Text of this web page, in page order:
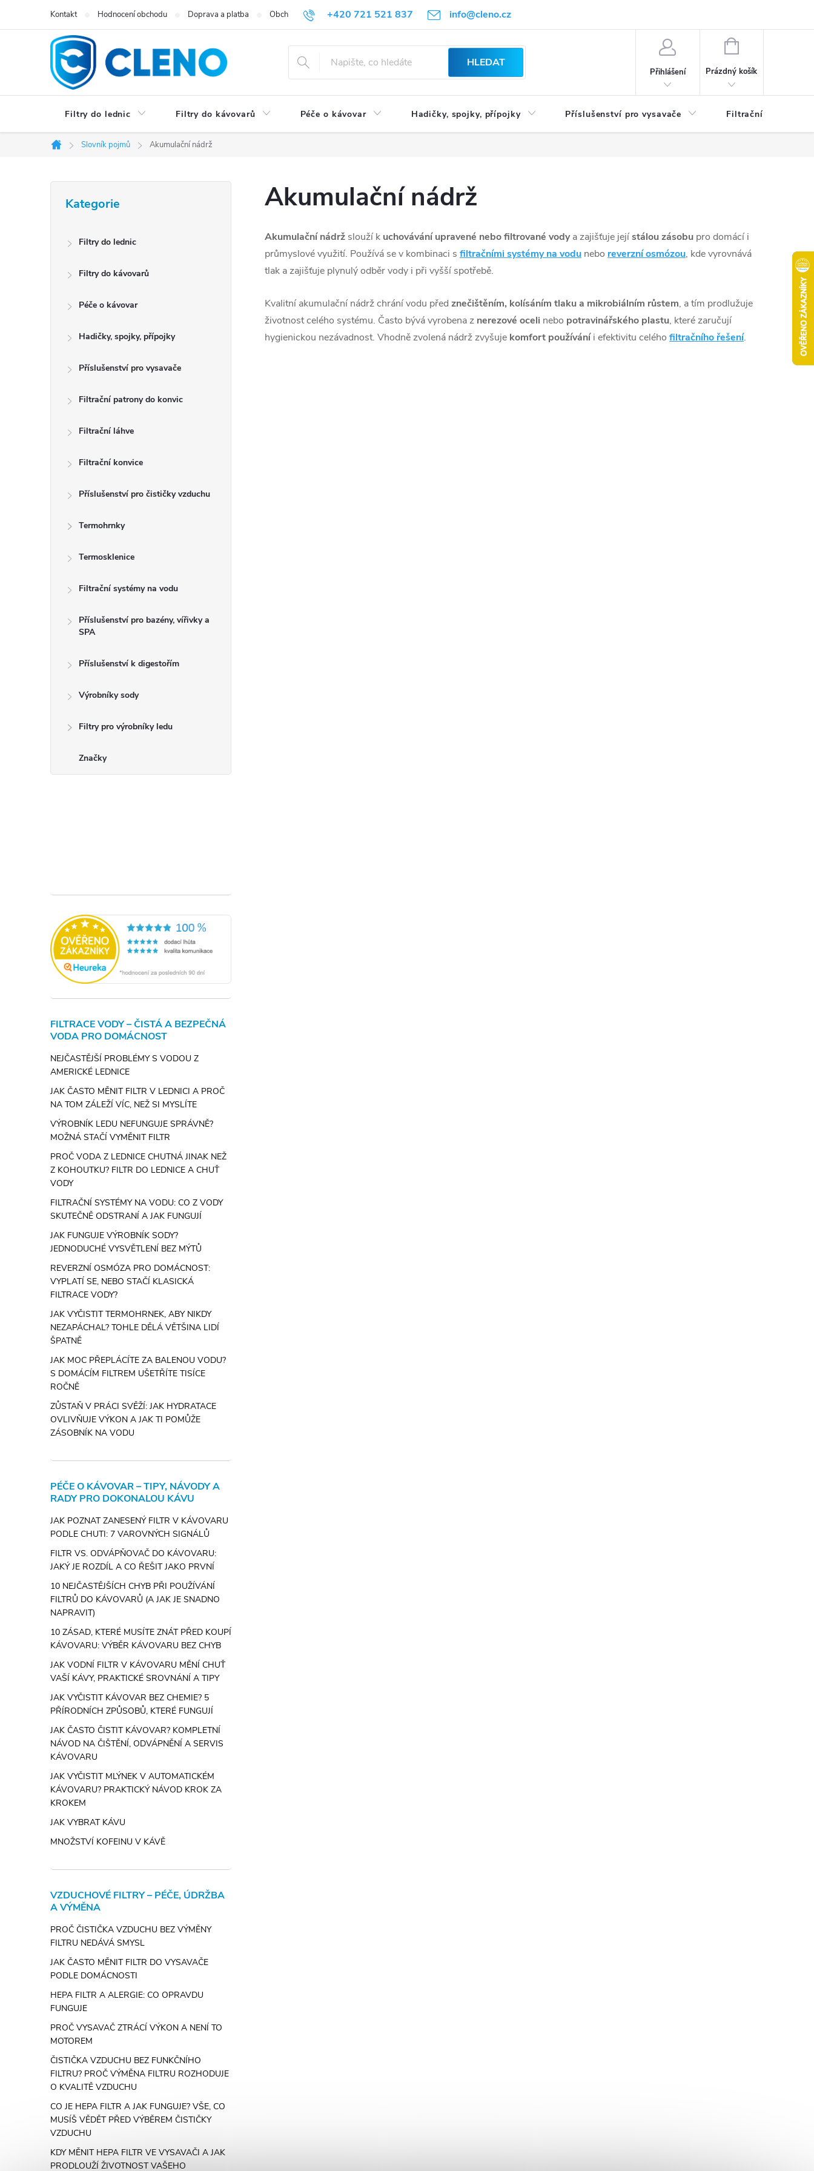
+420 721 521 837 info@cleno.cz
Kontakt Hodnocení obchodu Doprava a platba Obchodní podmínky Reklamace a vrácení zboží Podmínky ochrany osobních údajů
HLEDAT
Přihlášení
NÁKUPNÍ
Prázdný košík
Filtry do lednic Filtry do kávovarů Péče o kávovar Hadičky, spojky, přípojky Příslušenství pro vysavače Filtrační patrony
Domů
Slovník pojmů Akumulační nádrž
kategorie
Kategorie
Filtry do lednic
Filtry do kávovarů
Péče o kávovar
Hadičky, spojky, přípojky
Příslušenství pro vysavače
Filtrační patrony do konvic
Filtrační láhve
Filtrační konvice
Příslušenství pro čističky vzduchu
Termohrnky
Termosklenice
Filtrační systémy na vodu
Příslušenství pro bazény, vířivky a
SPA
Příslušenství k digestořím
Výrobníky sody
Filtry pro výrobníky ledu
Značky
FILTRACE VODY – ČISTÁ A BEZPEČNÁ
VODA PRO DOMÁCNOST
NEJČASTĚJŠÍ PROBLÉMY S VODOU Z
AMERICKÉ LEDNICE
JAK ČASTO MĚNIT FILTR V LEDNICI A PROČ
NA TOM ZÁLEŽÍ VÍC, NEŽ SI MYSLÍTE
VÝROBNÍK LEDU NEFUNGUJE SPRÁVNĚ?
MOŽNÁ STAČÍ VYMĚNIT FILTR
PROČ VODA Z LEDNICE CHUTNÁ JINAK NEŽ
Z KOHOUTKU? FILTR DO LEDNICE A CHUŤ
VODY
FILTRAČNÍ SYSTÉMY NA VODU: CO Z VODY
SKUTEČNĚ ODSTRANÍ A JAK FUNGUJÍ
JAK FUNGUJE VÝROBNÍK SODY?
JEDNODUCHÉ VYSVĚTLENÍ BEZ MÝTŮ
REVERZNÍ OSMÓZA PRO DOMÁCNOST:
VYPLATÍ SE, NEBO STAČÍ KLASICKÁ
FILTRACE VODY?
JAK VYČISTIT TERMOHRNEK, ABY NIKDY
NEZAPÁCHAL? TOHLE DĚLÁ VĚTŠINA LIDÍ
ŠPATNĚ
JAK MOC PŘEPLÁCÍTE ZA BALENOU VODU?
S DOMÁCÍM FILTREM UŠETŘÍTE TISÍCE
ROČNĚ
ZŮSTAŇ V PRÁCI SVĚŽÍ: JAK HYDRATACE
OVLIVŇUJE VÝKON A JAK TI POMŮŽE
ZÁSOBNÍK NA VODU
PÉČE O KÁVOVAR – TIPY, NÁVODY A
RADY PRO DOKONALOU KÁVU
JAK POZNAT ZANESENÝ FILTR V KÁVOVARU
PODLE CHUTI: 7 VAROVNÝCH SIGNÁLŮ
FILTR VS. ODVÁPŇOVAČ DO KÁVOVARU:
JAKÝ JE ROZDÍL A CO ŘEŠIT JAKO PRVNÍ
10 NEJČASTĚJŠÍCH CHYB PŘI POUŽÍVÁNÍ
FILTRŮ DO KÁVOVARŮ (A JAK JE SNADNO
NAPRAVIT)
10 ZÁSAD, KTERÉ MUSÍTE ZNÁT PŘED KOUPÍ
KÁVOVARU: VÝBĚR KÁVOVARU BEZ CHYB
JAK VODNÍ FILTR V KÁVOVARU MĚNÍ CHUŤ
VAŠÍ KÁVY, PRAKTICKÉ SROVNÁNÍ A TIPY
JAK VYČISTIT KÁVOVAR BEZ CHEMIE? 5
PŘÍRODNÍCH ZPŮSOBŮ, KTERÉ FUNGUJÍ
JAK ČASTO ČISTIT KÁVOVAR? KOMPLETNÍ
NÁVOD NA ČIŠTĚNÍ, ODVÁPNĚNÍ A SERVIS
KÁVOVARU
JAK VYČISTIT MLÝNEK V AUTOMATICKÉM
KÁVOVARU? PRAKTICKÝ NÁVOD KROK ZA
KROKEM
JAK VYBRAT KÁVU
MNOŽSTVÍ KOFEINU V KÁVĚ
VZDUCHOVÉ FILTRY – PÉČE, ÚDRŽBA
A VÝMĚNA
PROČ ČISTIČKA VZDUCHU BEZ VÝMĚNY
FILTRU NEDÁVÁ SMYSL
JAK ČASTO MĚNIT FILTR DO VYSAVAČE
PODLE DOMÁCNOSTI
HEPA FILTR A ALERGIE: CO OPRAVDU
FUNGUJE
PROČ VYSAVAČ ZTRÁCÍ VÝKON A NENÍ TO
MOTOREM
ČISTIČKA VZDUCHU BEZ FUNKČNÍHO
FILTRU? PROČ VÝMĚNA FILTRU ROZHODUJE
O KVALITĚ VZDUCHU
CO JE HEPA FILTR A JAK FUNGUJE? VŠE, CO
MUSÍŠ VĚDĚT PŘED VÝBĚREM ČISTIČKY
VZDUCHU
KDY MĚNIT HEPA FILTR VE VYSAVAČI A JAK
PRODLOUŽÍ ŽIVOTNOST VAŠEHO
Akumulační nádrž
Akumulační nádrž slouží k uchovávání upravené nebo filtrované vodya zajišťuje jejístálou zásobu pro domácí i
průmyslové využití. Používá se v kombinaci s filtračními systémy na vodu nebo reverzní osmózou, kde vyrovnává
tlak a zajišťuje plynulý odběr vody i při vyšší spotřebě.
Kvalitní akumulační nádrž chrání vodu před znečištěním, kolísáním tlaku a mikrobiálním růstem, a tím prodlužuje
životnost celého systému. Často bývá vyrobena z nerezové oceli nebo potravinářského plastu, které zaručují
hygienickou nezávadnost. Vhodně zvolená nádrž zvyšuje komfort používáníi efektivitu celého filtračního řešení.